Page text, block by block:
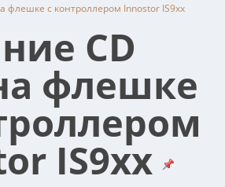
флешке с контроллером Innostor IS9xx
CD
флешке
IS9xx